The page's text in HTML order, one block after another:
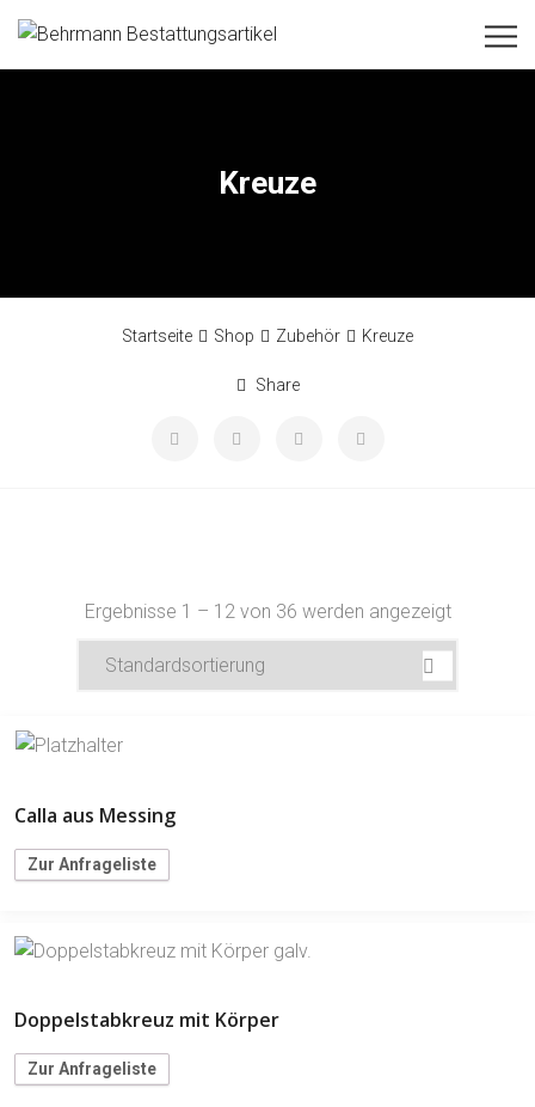
Kreuze
Startseite Shop Zubehör Kreuze
Share
Ergebnisse 1 – 12 von 36 werden angezeigt
Calla aus Messing
Zur Anfrageliste
Doppelstabkreuz mit Körper
Zur Anfrageliste